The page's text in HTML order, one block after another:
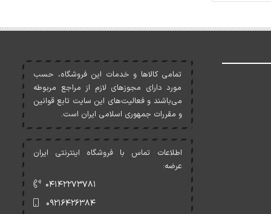
تمامی کالاها و خدمات اين فروشگاه، حسب
مورد دارای مجوزهای لازم از مراجع مربوطه
می‌باشند و فعاليت‌های اين سايت تابع قوانين
و مقررات جمهوری اسلامی ايران است.
اطلاعات تماس با فروشگاه اینترنتی ایران
عرضه:
۰۴۱۴۲۲۷۳۷۸۱
۰۹۲۱۶۴۲۶۳۸۴